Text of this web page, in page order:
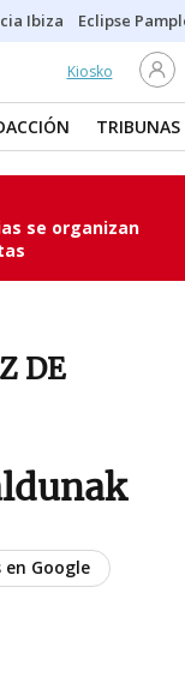
Ibiza Eclipse
Kiosko
TRIBUNAS
se organizan
DE
en Google